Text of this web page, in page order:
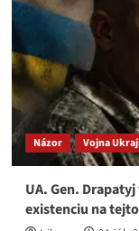
proti
zápisu
manželstiev
osôb
rovnakého
pohlavia
do
slovenskej
matriky
Názor Vojna
UA. Gen.
existenciu na